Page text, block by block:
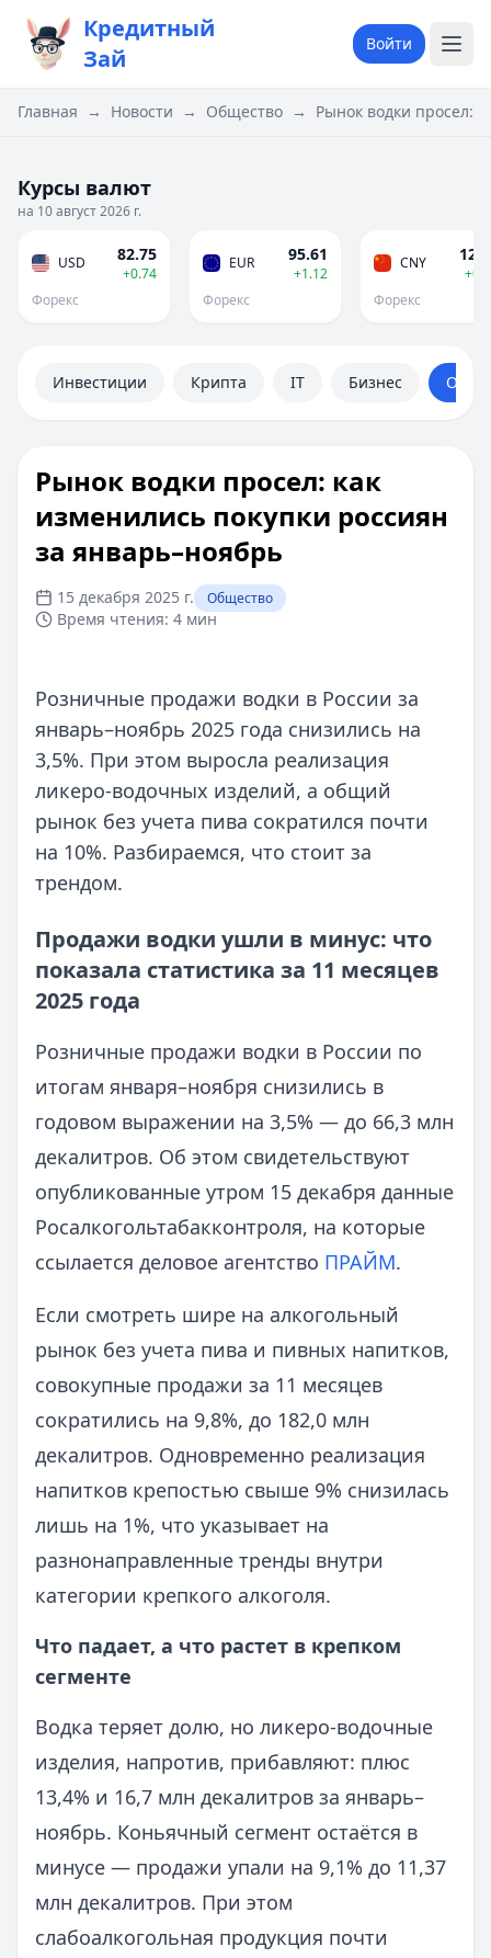
Кредитный
Зай
Войти
Главная → Новости → Общество → Рынок водки просел:
Курсы валют
на 10 август 2026 г.
USD 82.75
+0.74
Форекс
EUR 95.61
+1.12
Форекс
CNY
Форекс
Инвестиции Крипта IT Бизнес
Рынок водки просел: как
изменились покупки россиян
за январь–ноябрь
15 декабря 2025 г. Общество
Время чтения: 4 мин
Розничные продажи водки в России за
январь–ноябрь 2025 года снизились на
3,5%. При этом выросла реализация
ликеро‑водочных изделий, а общий
рынок без учета пива сократился почти
на 10%. Разбираемся, что стоит за
трендом.
Продажи водки ушли в минус: что
показала статистика за 11 месяцев
2025 года
Розничные продажи водки в России по
итогам января–ноября снизились в
годовом выражении на 3,5% — до 66,3 млн
декалитров. Об этом свидетельствуют
опубликованные утром 15 декабря данные
Росалкогольтабакконтроля, на которые
ссылается деловое агентство ПРАЙМ.
Если смотреть шире на алкогольный
рынок без учета пива и пивных напитков,
совокупные продажи за 11 месяцев
сократились на 9,8%, до 182,0 млн
декалитров. Одновременно реализация
напитков крепостью свыше 9% снизилась
лишь на 1%, что указывает на
разнонаправленные тренды внутри
категории крепкого алкоголя.
Что падает, а что растет в крепком
сегменте
Водка теряет долю, но ликеро‑водочные
изделия, напротив, прибавляют: плюс
13,4% и 16,7 млн декалитров за январь–
ноябрь. Коньячный сегмент остаётся в
минусе — продажи упали на 9,1% до 11,37
млн декалитров. При этом
слабоалкогольная продукция почти